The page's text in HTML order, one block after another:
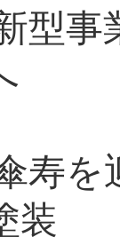
型
寿
装